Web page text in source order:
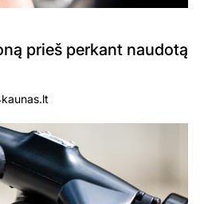
prieš perkant naudotą